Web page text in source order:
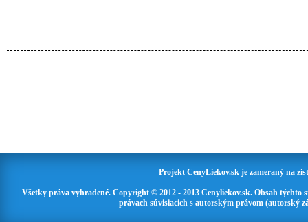
Projekt CenyLiekov.sk je zameraný na
Všetky práva vyhradené. Copyright © 2012 - 2013 Cenyliekov.sk. Obsah
právach súvisiacich s autorským právom (autorský